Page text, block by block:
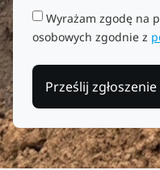
Wyrażam zgodę na
osobowych zgodnie z
Prześlij zgłoszenie